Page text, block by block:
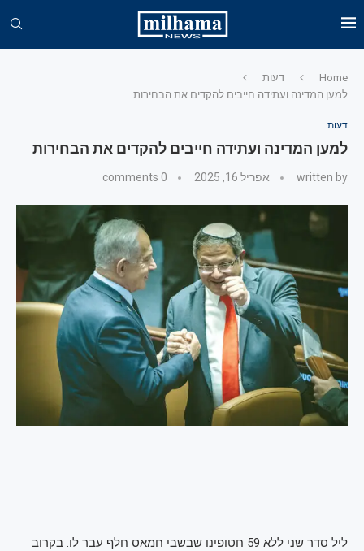
Home
דעות
למען המדינה ועתידה חייבים להקדים את הבחירות
דעות
למען המדינה ועתידה חייבים להקדים את הבחירות
written by אפריל 16, 2025 0 comments
ליל סדר שני ללא 59 חטופינו שבשבי חמאס חלף עבר לו. בקרוב